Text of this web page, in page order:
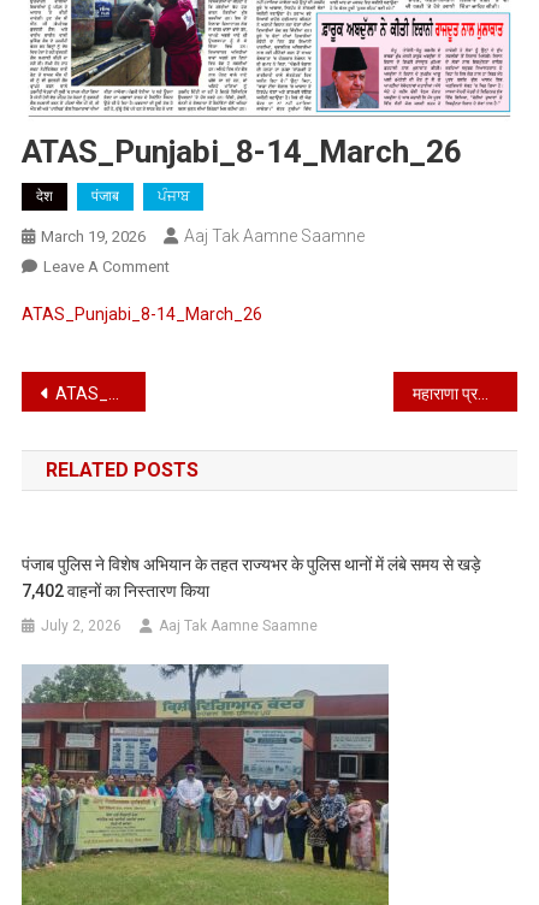
ATAS_Punjabi_8-14_March_26
देश पंजाब ਪੰਜਾਬ
March 19, 2026 Aaj Tak Aamne Saamne
Leave A CommentOn
14_March_26
ATAS_Punjabi_8-14_March_26
Post
navigation
ATAS_Hindi_1_15_March_2026 महाराणा प्रताप जी की जयंती पर किया कोटि कोटि नमन : एस के सक्सैना ,मनदीप कौर
RELATED POSTS
पंजाब पुलिस ने विशेष अभियान के तहत राज्यभर के पुलिस थानों में लंबे समय से खड़े
7,402 वाहनों का निस्तारण किया
July 2, 2026 Aaj Tak Aamne Saamne